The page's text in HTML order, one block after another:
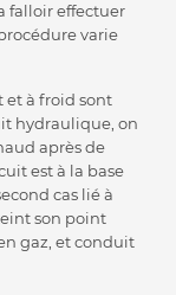
falloir effectuer
varie
et à froid sont
hydraulique, on
après de
est à la base
cas lié à
son point
gaz, et conduit